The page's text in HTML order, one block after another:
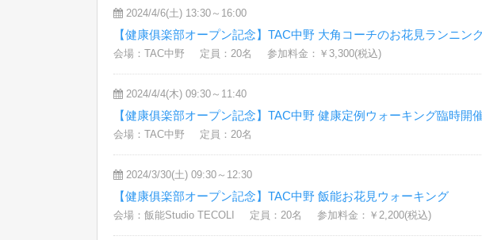
2024/4/6(土) 13:30～16:00
【健康俱楽部オープン記念】TAC中野 大角コーチのお花見ランニン
会場：TAC中野 定員：20名 参加料金：￥3,300(税込)
2024/4/4(木) 09:30～11:40
【健康俱楽部オープン記念】TAC中野 健康定例ウォーキング臨時開
会場：TAC中野 定員：20名
2024/3/30(土) 09:30～12:30
【健康俱楽部オープン記念】TAC中野 飯能お花見ウォーキング
会場：飯能Studio TECOLI 定員：20名 参加料金：￥2,200(税込)